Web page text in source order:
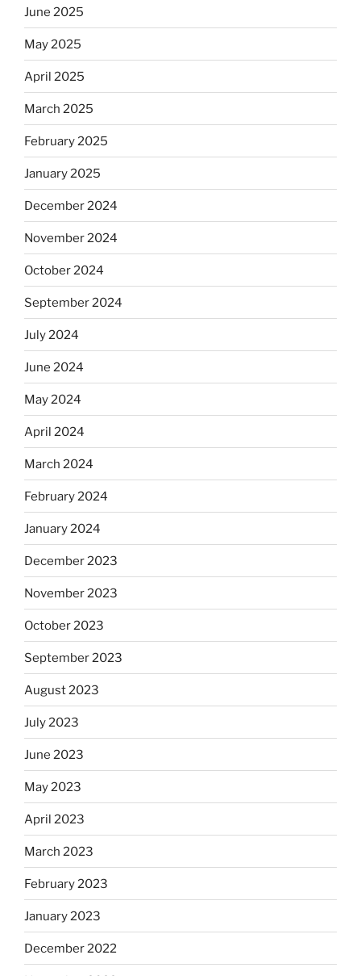
June 2025
May 2025
April 2025
March 2025
February 2025
January 2025
December 2024
November 2024
October 2024
September 2024
July 2024
June 2024
May 2024
April 2024
March 2024
February 2024
January 2024
December 2023
November 2023
October 2023
September 2023
August 2023
July 2023
June 2023
May 2023
April 2023
March 2023
February 2023
January 2023
December 2022